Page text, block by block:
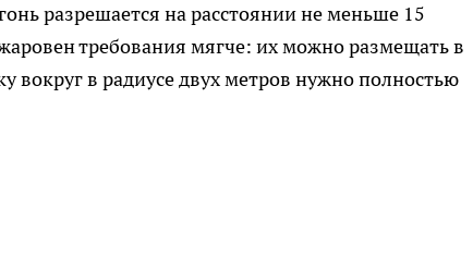
разрешается на расстоянии не меньше 15
требования мягче: их можно размещать в
вокруг в радиусе двух метров нужно полностью